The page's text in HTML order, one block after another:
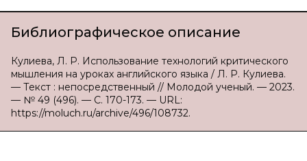
Библиографическое описание
Кулиева, Л. Р. Использование технологий критического
мышления на уроках английского языка / Л. Р. Кулиева.
— Текст : непосредственный // Молодой ученый. — 2023.
— № 49 (496). — С. 170-173. — URL:
https://moluch.ru/archive/496/108732.